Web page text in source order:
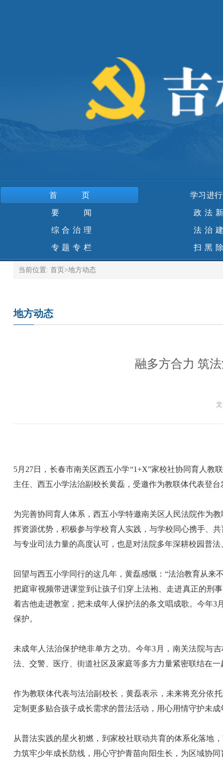
首页 学习进
要 闻 政法
综合治理 法治
专题专栏 扫黑
当前位置: 首页 >地方动态
地方动态
融多方合力 筑
5月27日，长春市南关区西五小学“1+X”家校社协同育人
主任、西五小学法治副校长黄磊，受邀作为教联体代表登
为完善协同育人体系，西五小学特邀南关区人民法院作为
挥资源优势，积极参与学校育人实践，与学校同心携手、
与专业司法力量的高度认可，也是对法院多年深耕校园普
回望与西五小学同行的这几年，黄磊感慨：“法治教育从来
把庭审视频带进课堂到让孩子们穿上法袍、走进真正的刑
着吉他走进教室，把未成年人保护法的条文唱成歌。今年
保护。
未成年人法治保护绝非单方之功。今年3月，南关法院与
法、交警、医疗、街道社区及家庭等多方力量紧密联结在
作为教联体代表与法治副校长，黄磊表示，未来将充分依
定制更多贴合孩子成长需求的普法活动，用心用情守护未
从普法实践的星火初燃，到家校社联动共育的体系化落地
力筑牢少年成长防线，用心守护青苗向阳生长，为区域协